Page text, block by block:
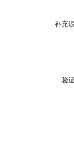
补充
验